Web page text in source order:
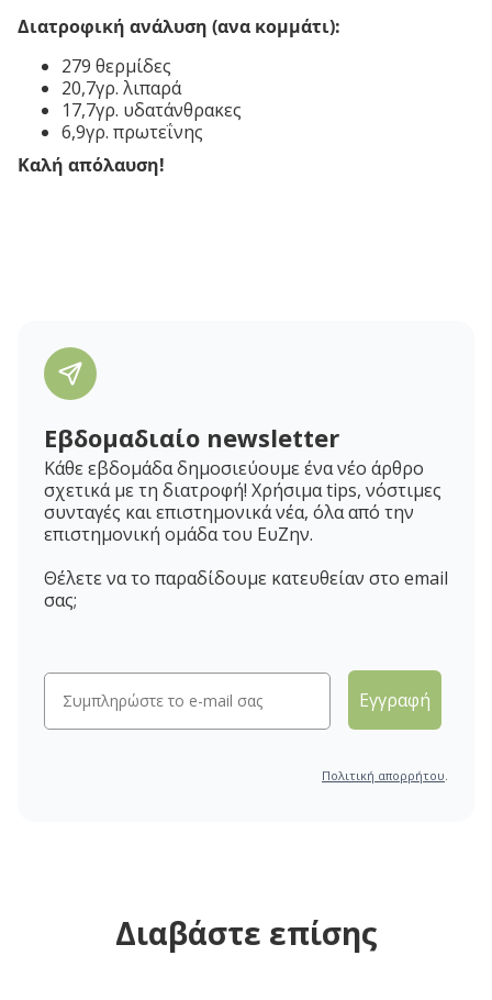
Διατροφική ανάλυση (ανα κομμάτι):
279 θερμίδες
20,7γρ. λιπαρά
17,7γρ. υδατάνθρακες
6,9γρ. πρωτεΐνης
Καλή απόλαυση!
Εβδομαδιαίο newsletter
Κάθε εβδομάδα δημοσιεύουμε ένα νέο άρθρο
σχετικά με τη διατροφή! Χρήσιμα tips, νόστιμες
συνταγές και επιστημονικά νέα, όλα από την
επιστημονική ομάδα του ΕυΖην.
Θέλετε να το παραδίδουμε κατευθείαν στο email
σας;
Εγγραφή
Πολιτική απορρήτου.
Διαβάστε επίσης